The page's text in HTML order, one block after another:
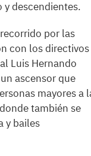
y descendientes.
por las
con los directivos
Luis Hernando
ascensor que
mayores a
también se
y bailes